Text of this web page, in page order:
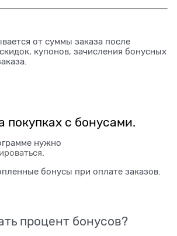
от суммы заказа после
купонов, зачисления бонусных
покупках с бонусами.
нужно
бонусы при оплате заказов.
процент бонусов?